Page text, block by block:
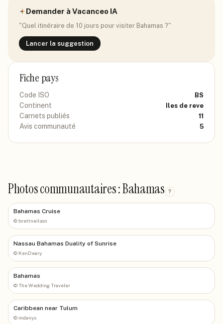
Demander à Vacanceo IA
"Quel itinéraire de 10 jours pour visiter Bahamas ?"
Lancer la suggestion
Fiche pays
Code ISO BS
Continent Iles de reve
Carnets publiés 11
Avis communauté 5
Photos communautaires : Bahamas ?
Bahamas Cruise
© brettneilson
Nassau Bahamas Duality of Sunrise
© KenDeary
Bahamas
©The Wedding Traveler
Caribbean near Tulum
© mdanys